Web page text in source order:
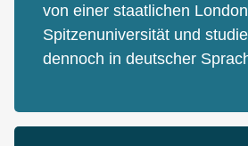
von einer staatlichen
Spitzenuniversität und
dennoch in deutscher